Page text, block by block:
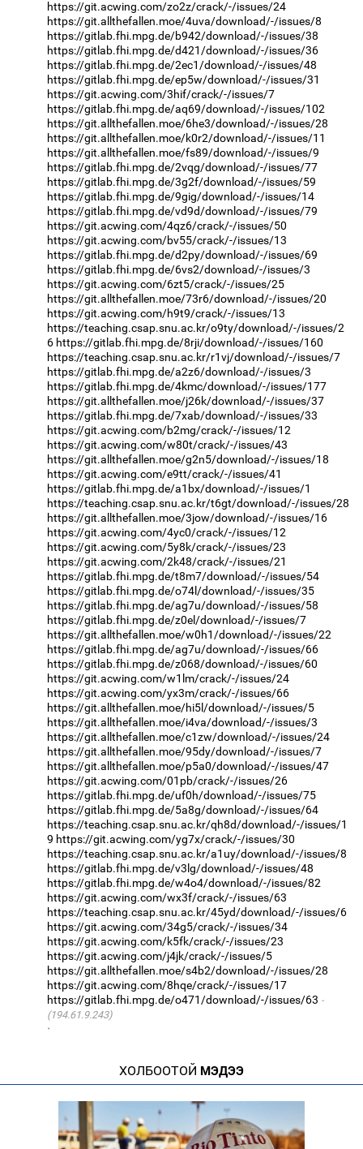
https://git.acwing.com/zo2z/crack/-/issues/24
https://git.allthefallen.moe/4uva/download/-/issues/8
https://gitlab.fhi.mpg.de/b942/download/-/issues/38
https://gitlab.fhi.mpg.de/d421/download/-/issues/36
https://gitlab.fhi.mpg.de/2ec1/download/-/issues/48
https://gitlab.fhi.mpg.de/ep5w/download/-/issues/31
https://git.acwing.com/3hif/crack/-/issues/7
https://gitlab.fhi.mpg.de/aq69/download/-/issues/102
https://git.allthefallen.moe/6he3/download/-/issues/28
https://git.allthefallen.moe/k0r2/download/-/issues/11
https://git.allthefallen.moe/fs89/download/-/issues/9
https://gitlab.fhi.mpg.de/2vqg/download/-/issues/77
https://gitlab.fhi.mpg.de/3g2f/download/-/issues/59
https://gitlab.fhi.mpg.de/9gig/download/-/issues/14
https://gitlab.fhi.mpg.de/vd9d/download/-/issues/79
https://git.acwing.com/4qz6/crack/-/issues/50
https://git.acwing.com/bv55/crack/-/issues/13
https://gitlab.fhi.mpg.de/d2py/download/-/issues/69
https://gitlab.fhi.mpg.de/6vs2/download/-/issues/3
https://git.acwing.com/6zt5/crack/-/issues/25
https://git.allthefallen.moe/73r6/download/-/issues/20
https://git.acwing.com/h9t9/crack/-/issues/13
https://teaching.csap.snu.ac.kr/o9ty/download/-/issues/2
6 https://gitlab.fhi.mpg.de/8rji/download/-/issues/160
https://teaching.csap.snu.ac.kr/r1vj/download/-/issues/7
https://gitlab.fhi.mpg.de/a2z6/download/-/issues/3
https://gitlab.fhi.mpg.de/4kmc/download/-/issues/177
https://git.allthefallen.moe/j26k/download/-/issues/37
https://gitlab.fhi.mpg.de/7xab/download/-/issues/33
https://git.acwing.com/b2mg/crack/-/issues/12
https://git.acwing.com/w80t/crack/-/issues/43
https://git.allthefallen.moe/g2n5/download/-/issues/18
https://git.acwing.com/e9tt/crack/-/issues/41
https://gitlab.fhi.mpg.de/a1bx/download/-/issues/1
https://teaching.csap.snu.ac.kr/t6gt/download/-/issues/28
https://git.allthefallen.moe/3jow/download/-/issues/16
https://git.acwing.com/4yc0/crack/-/issues/12
https://git.acwing.com/5y8k/crack/-/issues/23
https://git.acwing.com/2k48/crack/-/issues/21
https://gitlab.fhi.mpg.de/t8m7/download/-/issues/54
https://gitlab.fhi.mpg.de/o74l/download/-/issues/35
https://gitlab.fhi.mpg.de/ag7u/download/-/issues/58
https://gitlab.fhi.mpg.de/z0el/download/-/issues/7
https://git.allthefallen.moe/w0h1/download/-/issues/22
https://gitlab.fhi.mpg.de/ag7u/download/-/issues/66
https://gitlab.fhi.mpg.de/z068/download/-/issues/60
https://git.acwing.com/w1lm/crack/-/issues/24
https://git.acwing.com/yx3m/crack/-/issues/66
https://git.allthefallen.moe/hi5l/download/-/issues/5
https://git.allthefallen.moe/i4va/download/-/issues/3
https://git.allthefallen.moe/c1zw/download/-/issues/24
https://git.allthefallen.moe/95dy/download/-/issues/7
https://git.allthefallen.moe/p5a0/download/-/issues/47
https://git.acwing.com/01pb/crack/-/issues/26
https://gitlab.fhi.mpg.de/uf0h/download/-/issues/75
https://gitlab.fhi.mpg.de/5a8g/download/-/issues/64
https://teaching.csap.snu.ac.kr/qh8d/download/-/issues/1
9 https://git.acwing.com/yg7x/crack/-/issues/30
https://teaching.csap.snu.ac.kr/a1uy/download/-/issues/8
https://gitlab.fhi.mpg.de/v3lg/download/-/issues/48
https://gitlab.fhi.mpg.de/w4o4/download/-/issues/82
https://git.acwing.com/wx3f/crack/-/issues/63
https://teaching.csap.snu.ac.kr/45yd/download/-/issues/6
https://git.acwing.com/34g5/crack/-/issues/34
https://git.acwing.com/k5fk/crack/-/issues/23
https://git.acwing.com/j4jk/crack/-/issues/5
https://git.allthefallen.moe/s4b2/download/-/issues/28
https://git.acwing.com/8hqe/crack/-/issues/17
https://gitlab.fhi.mpg.de/o471/download/-/issues/63
(194.61.9.243)
·
ХОЛБООТОЙ МЭДЭЭ